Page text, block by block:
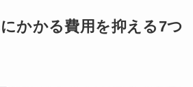
かかる費用を抑える7つ